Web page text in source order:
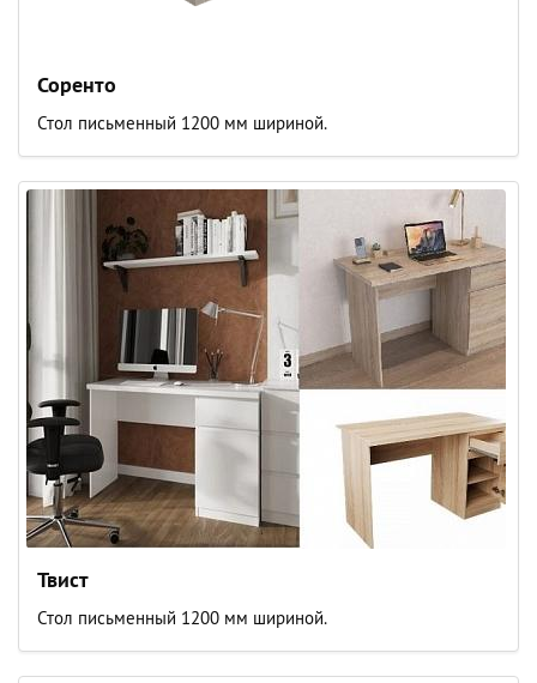
Соренто
Стол письменный 1200 мм шириной.
Твист
Стол письменный 1200 мм шириной.